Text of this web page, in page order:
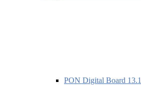
PON Digital Board